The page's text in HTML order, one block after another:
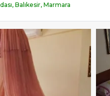
Balıkesir, Marmara